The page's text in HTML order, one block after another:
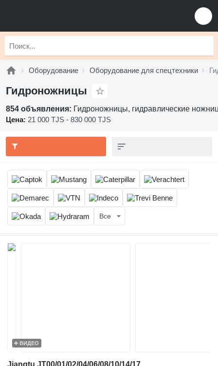
Оборудование Оборудование для спецтехники
Гидроножницы
854 объявления: Гидроножницы, гидравлические
Цена: 21 000 TJS - 830 000 TJS
Все
ВИДЕО
Jiangtu JT00/01/02/04/06/08/10/14/17